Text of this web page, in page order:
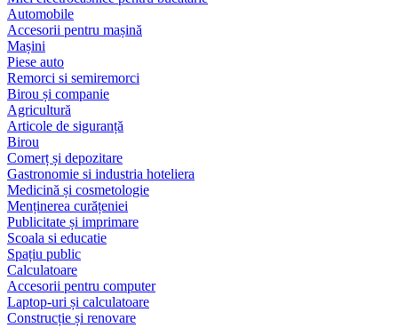
Automobile
Accesorii pentru mașină
Mașini
Piese auto
Remorci si semiremorci
Birou și companie
Agricultură
Articole de siguranță
Birou
Comerț și depozitare
Gastronomie si industria hoteliera
Medicină și cosmetologie
Menținerea curățeniei
Publicitate și imprimare
Scoala si educatie
Spațiu public
Calculatoare
Accesorii pentru computer
Laptop-uri și calculatoare
Construcție și renovare